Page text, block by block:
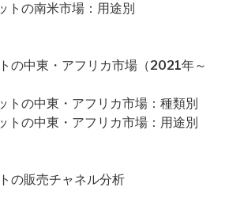
トの南米市場：用途別
の中東・アフリカ市場（2021年～
トの中東・アフリカ市場：種類別
トの中東・アフリカ市場：用途別
の販売チャネル分析